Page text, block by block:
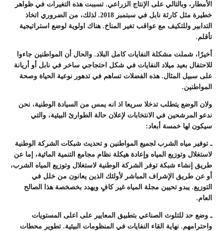
الأمطار، وبالتالي على الإنتاج الزراعي. تسببت هذه التغيرات في ظواهر
خطيرة مثل كارثة نابل في سبتمبر 2018. لذلك، من الضروري اتخاذ
التدابير وللتكيف مع عواقب تغير المناخ. هناك اولوية لوضع استراتيجية
تأقلم.
أخيرًا، شملت مشكلة النفايات كامل البلاد. والحال أن المواطنين جاءوا
للاحتفال بعيد ميلاد النفايات في شكل احتجاجي ساخر في نابل أو أريانة
على سبيل المثال. هذه الفضلات تساهم في تدهور نوعية الحياة وصحة
المواطنين.
ولان الوضع يتطلب تدخلا سريعا اذ انه يمس من السيادة الوطنية، نحن
ندعو المرشحين في الانتخابات لإعلان حالة الطوارئ البيئية، والتي
سيكون لها خمسة أبعاد:
ـ توفير مياه الشرب لجميع المواطنين و تحديث شبكات الشركة الوطنية
لاستغلال وتوزيع المياه وإعادة هيكلة نظام مجامع التنمية المائية، إما عن
طريق إنشاء شبكة توفر الشركة الوطنية لاستغلال وتوزيع المياه الشرب،
أو عن طريق الإشراف المباشر لأولئك الذين يعانون من خلل في
التوزيع. يبدو تحيين مجلة المياه غير كافٍ ويهدد بخصخصة هذا الصالح
العام.
ـ وضع حد للتلوث الصناعي بتطبيق المعايير على اعلى المستويات
واحترامهم. نهاية القاء النفايات في المنظومات البيئية. تطوير محطات